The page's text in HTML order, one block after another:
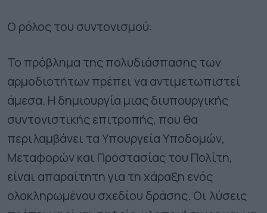
Ο ρόλος του συντονισμού:
Το πρόβλημα της πολυδιάσπασης των
αρμοδιοτήτων πρέπει να αντιμετωπιστεί
άμεσα. Η δημιουργία μιας διυπουργικής
συντονιστικής επιτροπής, που θα
περιλαμβάνει τα Υπουργεία Υποδομών,
Μεταφορών και Προστασίας του Πολίτη,
είναι απαραίτητη για τη χάραξη ενός
ολοκληρωμένου σχεδίου δράσης. Οι λύσεις